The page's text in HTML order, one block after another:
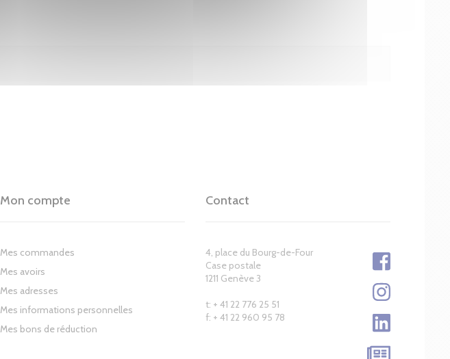
Mon compte
Mes commandes
Mes avoirs
Mes adresses
Mes informations personnelles
Mes bons de réduction
Contact
4, place du Bourg-de-Four
Case postale
1211 Genève 3
t: + 41 22 776 25 51
f: + 41 22 960 95 78